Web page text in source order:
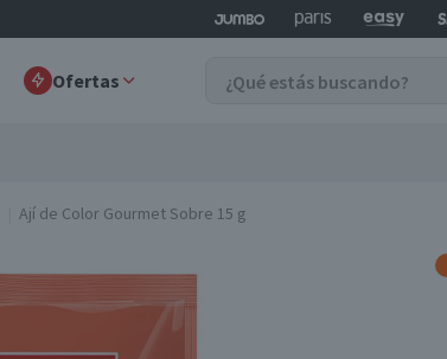
Ofertas
Ají de Color Gourmet Sobre 15 g